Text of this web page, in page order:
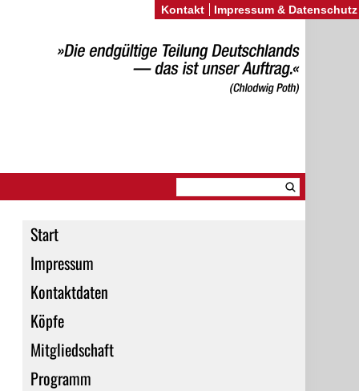
Start
Impressum
Kontaktdaten
Köpfe
Mitgliedschaft
Programm
Kontakt Impressum & Datenschutz